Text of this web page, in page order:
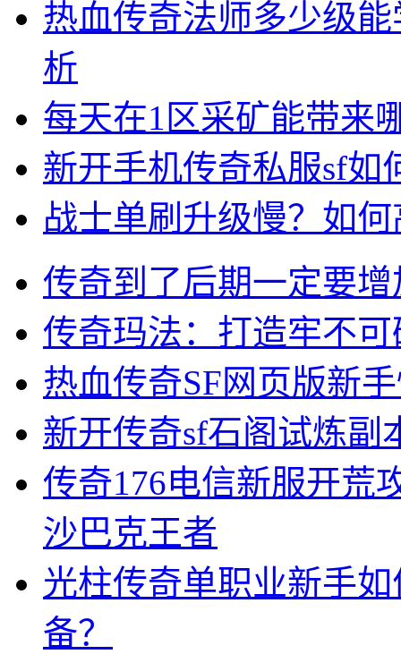
热血传奇法师多少级
析
每天在1区采矿能带来
新开手机传奇私服sf如
战士单刷升级慢？如
传奇到了后期一定要
传奇玛法：打造牢不
热血传奇SF网页版新
新开传奇sf石阁试炼副
传奇176电信新服开荒
沙巴克王者
光柱传奇单职业新手
备？